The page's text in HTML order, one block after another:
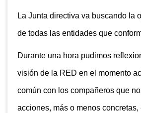
La Junta directiva va buscando la
de todas las entidades que
Durante una hora pudimos
visión de la RED en el momento
común con los compañeros que
acciones, más o menos